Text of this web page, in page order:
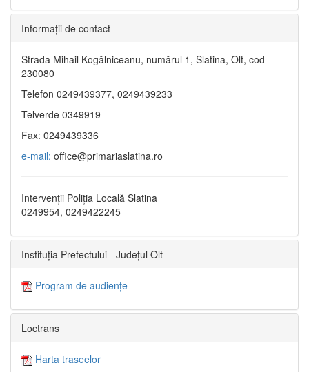
Informaţii de contact
Strada Mihail Kogălniceanu, numărul 1, Slatina, Olt, cod
230080
Telefon 0249439377, 0249439233
Telverde 0349919
Fax: 0249439336
e-mail: office@primariaslatina.ro
Intervenții Poliția Locală Slatina
0249954, 0249422245
Instituția Prefectului - Județul Olt
Program de audiențe
Loctrans
Harta traseelor